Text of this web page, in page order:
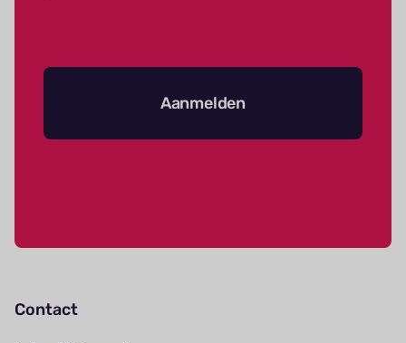
Aanmelden
Contact